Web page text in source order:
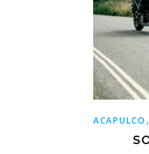
ACAPULCO ,